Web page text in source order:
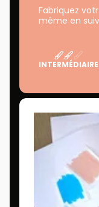
Fabriquez
même en
INTERMÉDIAIRE